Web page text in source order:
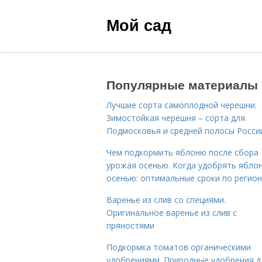
Мой сад
Популярные материалы
Лучшие сорта самоплодной черешни.
Зимостойкая черешня – сорта для
Подмосковья и средней полосы
Чем подкормить яблоню после сбора
урожая осенью. Когда удобрять
осенью: оптимальные сроки по
Варенье из слив со специями.
Оригинальное варенье из слив с
пряностями
Подкормка томатов органическими